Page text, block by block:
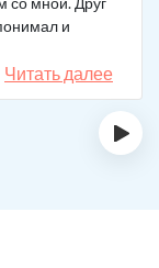
и
просто
приехал
после
я и сделал.
Читать далее
›